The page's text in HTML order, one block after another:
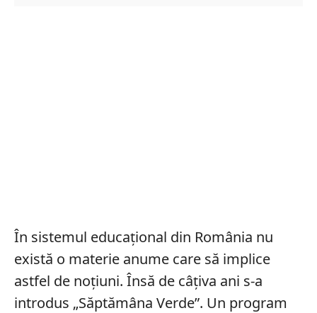
În sistemul educațional din România nu
există o materie anume care să implice
astfel de noțiuni. Însă de câțiva ani s-a
introdus „Săptămâna Verde”. Un program